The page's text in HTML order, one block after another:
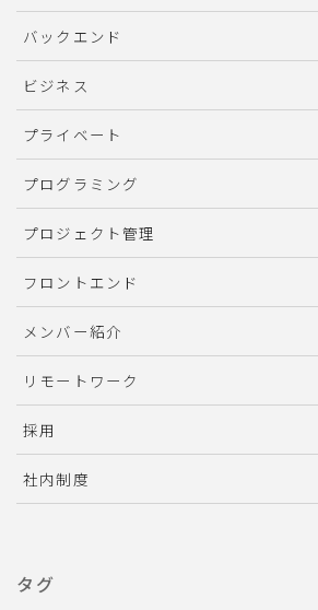
バックエンド
ビジネス
プライベート
プログラミング
プロジェクト管理
フロントエンド
メンバー紹介
リモートワーク
採用
社内制度
タグ